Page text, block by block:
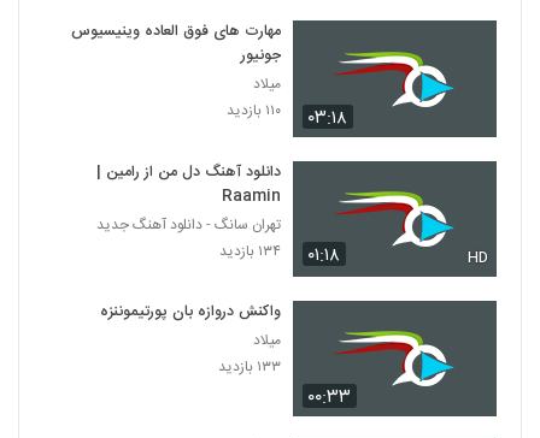
۰۳:۱۸
مهارت های فوق العاده وینیسیوس
جونیور
میلاد
۱۱۰ بازدید
۰۱:۱۸ HD
دانلود آهنگ دل من از رامین |
Raamin
تهران سانگ - دانلود آهنگ جدید
۱۳۴ بازدید
۰۰:۳۳
واکنش دروازه بان پورتیموننزه
میلاد
۱۳۳ بازدید